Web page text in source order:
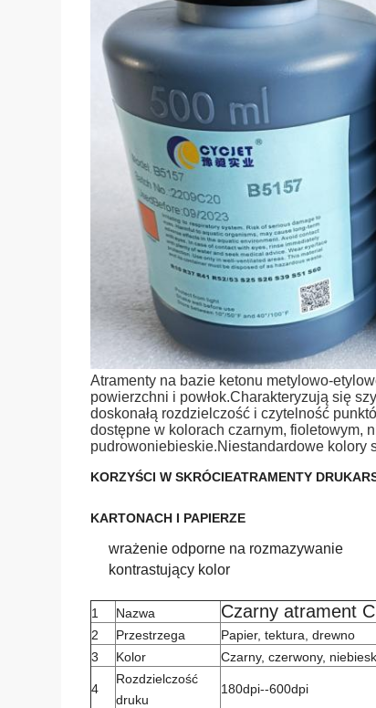
Atramenty na bazie ketonu metylowo-
powierzchni i powłok.Charakteryzują się
doskonałą rozdzielczość i czytelność
dostępne w kolorach czarnym, fioletowym,
pudrowoniebieskie.Niestandardowe kolory
KORZYŚCI W SKRÓCIEATRAMENTY
KARTONACH I PAPIERZE
wrażenie odporne na rozmazywanie
kontrastujący kolor
1 Nazwa Czarny atrament
2 Przestrzega
Papier, tektura, drewno
3
Kolor Czarny, czerwony,
4
Rozdzielczość
druku
180dpi--600dpi